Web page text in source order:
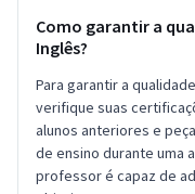
Como garantir a
Inglês?
Para garantir a
verifique suas
alunos anteriores e
de ensino durante uma
professor é capaz de